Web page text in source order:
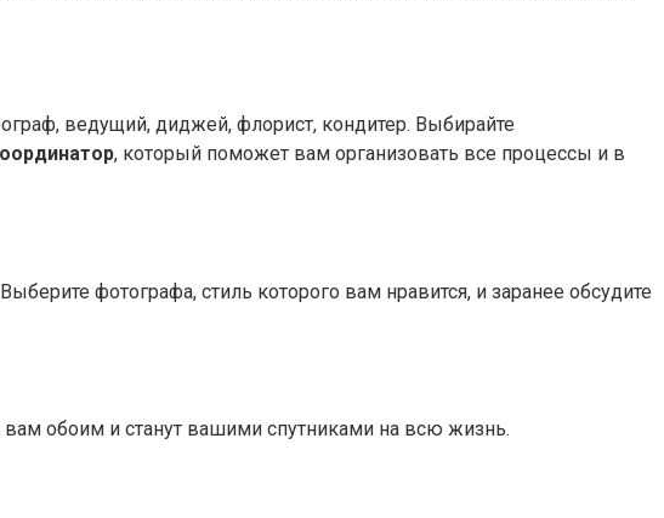
ведущий, диджей, флорист, кондитер. Выбирайте
, который поможет вам организовать все процессы и в
фотографа, стиль которого вам нравится, и заранее обсудите
обоим и станут вашими спутниками на всю жизнь.